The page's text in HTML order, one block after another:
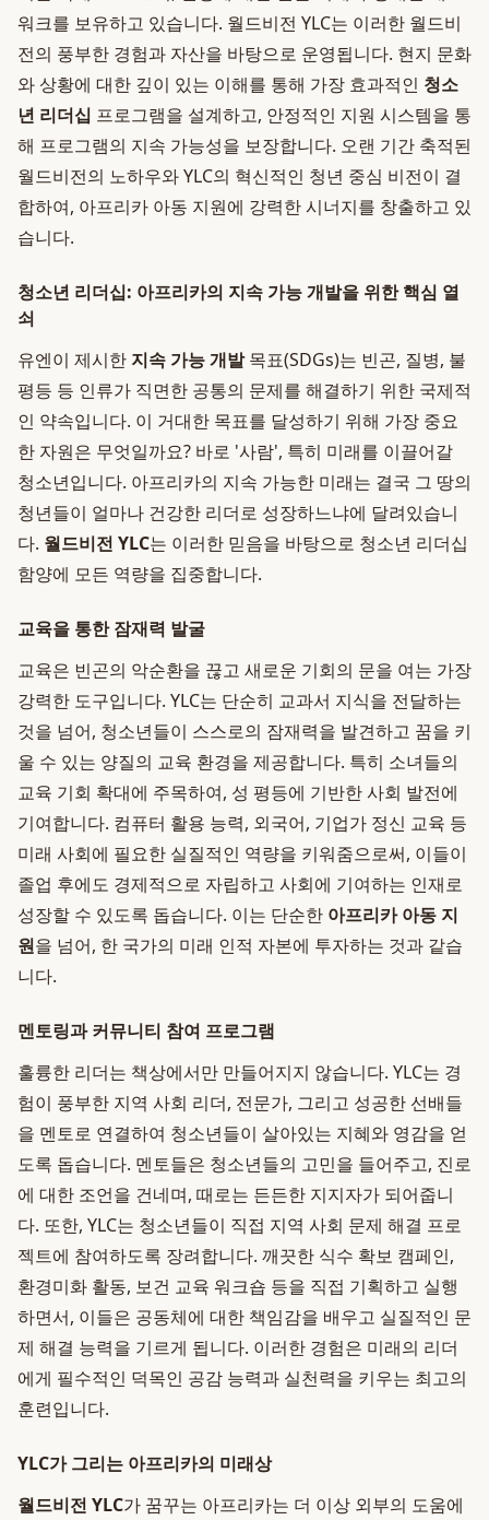
워크를 보유하고 있습니다. 월드비전 YLC는 이러한 월드비
전의 풍부한 경험과 자산을 바탕으로 운영됩니다. 현지 문화
와 상황에 대한 깊이 있는 이해를 통해 가장 효과적인 청소
년 리더십 프로그램을 설계하고, 안정적인 지원 시스템을 통
해 프로그램의 지속 가능성을 보장합니다. 오랜 기간 축적된
월드비전의 노하우와 YLC의 혁신적인 청년 중심 비전이 결
합하여, 아프리카 아동 지원에 강력한 시너지를 창출하고 있
습니다.
청소년 리더십: 아프리카의 지속 가능 개발을 위한 핵심 열
쇠
유엔이 제시한 지속 가능 개발목표(SDGs)는 빈곤, 질병, 불
평등 등 인류가 직면한 공통의 문제를 해결하기 위한 국제적
인 약속입니다. 이 거대한 목표를 달성하기 위해 가장 중요
한 자원은 무엇일까요? 바로 '사람', 특히 미래를 이끌어갈
청소년입니다. 아프리카의 지속 가능한 미래는 결국 그 땅의
청년들이 얼마나 건강한 리더로 성장하느냐에 달려있습니
다. 월드비전 YLC는 이러한 믿음을 바탕으로 청소년 리더십
함양에 모든 역량을 집중합니다.
교육을 통한 잠재력 발굴
교육은 빈곤의 악순환을 끊고 새로운 기회의 문을 여는 가장
강력한 도구입니다. YLC는 단순히 교과서 지식을 전달하는
것을 넘어, 청소년들이 스스로의 잠재력을 발견하고 꿈을 키
울 수 있는 양질의 교육 환경을 제공합니다. 특히 소녀들의
교육 기회 확대에 주목하여, 성 평등에 기반한 사회 발전에
기여합니다. 컴퓨터 활용 능력, 외국어, 기업가 정신 교육 등
미래 사회에 필요한 실질적인 역량을 키워줌으로써, 이들이
졸업 후에도 경제적으로 자립하고 사회에 기여하는 인재로
성장할 수 있도록 돕습니다. 이는 단순한 아프리카 아동 지
원을 넘어, 한 국가의 미래 인적 자본에 투자하는 것과 같습
니다.
멘토링과 커뮤니티 참여 프로그램
훌륭한 리더는 책상에서만 만들어지지 않습니다. YLC는 경
험이 풍부한 지역 사회 리더, 전문가, 그리고 성공한 선배들
을 멘토로 연결하여 청소년들이 살아있는 지혜와 영감을 얻
도록 돕습니다. 멘토들은 청소년들의 고민을 들어주고, 진로
에 대한 조언을 건네며, 때로는 든든한 지지자가 되어줍니
다. 또한, YLC는 청소년들이 직접 지역 사회 문제 해결 프로
젝트에 참여하도록 장려합니다. 깨끗한 식수 확보 캠페인,
환경미화 활동, 보건 교육 워크숍 등을 직접 기획하고 실행
하면서, 이들은 공동체에 대한 책임감을 배우고 실질적인 문
제 해결 능력을 기르게 됩니다. 이러한 경험은 미래의 리더
에게 필수적인 덕목인 공감 능력과 실천력을 키우는 최고의
훈련입니다.
YLC가 그리는 아프리카의 미래상
월드비전 YLC가 꿈꾸는 아프리카는 더 이상 외부의 도움에